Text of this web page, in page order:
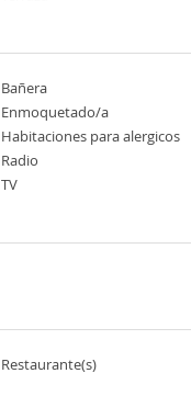
Bañera
Enmoquetado/a
Habitaciones para alergicos
Radio
TV
Restaurante(s)